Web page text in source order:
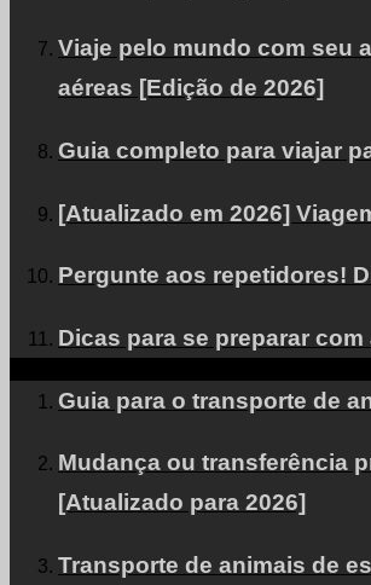
Viaje pelo mundo com seu
aéreas [Edição de 2026]
Guia completo para viajar
[Atualizado em 2026]
Pergunte aos repetidores!
Dicas para se preparar
Guia para o transporte de
Mudança ou transferência
[Atualizado para 2026]
Transporte de animais de